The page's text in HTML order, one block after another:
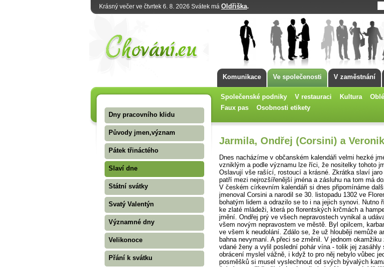
Krásný večer ve čtvrtek 6. 8. 2026 Svátek má Oldřiška.
Komunikace Ve společenosti V zaměstnání
Společenské podniky V restauraci Kultura
Faux pas
Osobnosti etikety
Dny pracovního klidu
Původy jmen,význam
Pátek třináctého
Slaví dne
Státní svátky
Svatý Valentýn
Významné dny
Velikonoce
Přání k svátku
Jarmila, Ondřej (Corsini) a
Dnes nacházíme v občanském kalendáři velmi hezké
vzniklým a podle významu lze říci, že nositelky tohoto
Oslavují vše rašící, rostoucí a krásné. Zkrátka slaví jaro
patří mezi nejrozšířenější jména a zásluhu na tom má
V českém církevním kalendáři si dnes připomínáme
jmenoval Corsini a narodil se 30. listopadu 1302 ve
bohatým lidem a odrazilo se to i na jejich synovi. Nutno
ke zlaté mládeži, která po florentských krčmách a
jmění. Ondřej prý ve všech nepravostech vynikal a
všem novým nepravostem ve městě. Byl opilcem,
ve všem k neudolání. Zdálo se, že už hlouběji nemůže
bahna nevymaní. A přeci se změnil. V jednom
vdané ženy a vylil poslední pohár vína - tolik jej
obrácení myslel vážně, i když to pro něj nebylo vůbec
posměšků si musel vyslechnout od svých bývalých